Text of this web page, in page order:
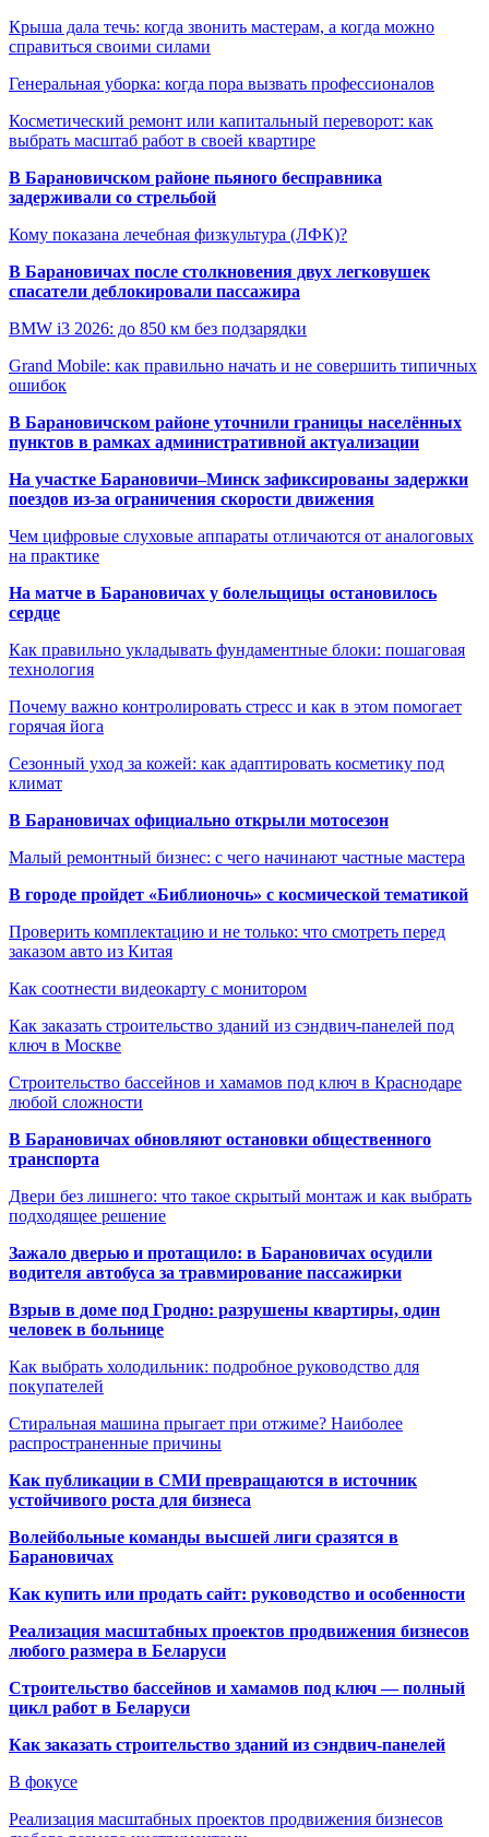
Крыша дала течь: когда звонить мастерам, а когда можно
справиться своими силами
Генеральная уборка: когда пора вызвать профессионалов
Косметический ремонт или капитальный переворот: как
выбрать масштаб работ в своей квартире
В Барановичском районе пьяного бесправника
задерживали со стрельбой
Кому показана лечебная физкультура (ЛФК)?
В Барановичах после столкновения двух легковушек
спасатели деблокировали пассажира
BMW i3 2026: до 850 км без подзарядки
Grand Mobile: как правильно начать и не совершить типичных
ошибок
В Барановичском районе уточнили границы населённых
пунктов в рамках административной актуализации
На участке Барановичи–Минск зафиксированы задержки
поездов из-за ограничения скорости движения
Чем цифровые слуховые аппараты отличаются от аналоговых
на практике
На матче в Барановичах у болельщицы остановилось
сердце
Как правильно укладывать фундаментные блоки: пошаговая
технология
Почему важно контролировать стресс и как в этом помогает
горячая йога
Сезонный уход за кожей: как адаптировать косметику под
климат
В Барановичах официально открыли мотосезон
Малый ремонтный бизнес: с чего начинают частные мастера
В городе пройдет «Библионочь» с космической тематикой
Проверить комплектацию и не только: что смотреть перед
заказом авто из Китая
Как соотнести видеокарту с монитором
Как заказать строительство зданий из сэндвич-панелей под
ключ в Москве
Строительство бассейнов и хамамов под ключ в Краснодаре
любой сложности
В Барановичах обновляют остановки общественного
транспорта
Двери без лишнего: что такое скрытый монтаж и как выбрать
подходящее решение
Зажало дверью и протащило: в Барановичах осудили
водителя автобуса за травмирование пассажирки
Взрыв в доме под Гродно: разрушены квартиры, один
человек в больнице
Как выбрать холодильник: подробное руководство для
покупателей
Стиральная машина прыгает при отжиме? Наиболее
распространенные причины
Как публикации в СМИ превращаются в источник
устойчивого роста для бизнеса
Волейбольные команды высшей лиги сразятся в
Барановичах
Как купить или продать сайт: руководство и особенности
Реализация масштабных проектов продвижения бизнесов
любого размера в Беларуси
Строительство бассейнов и хамамов под ключ — полный
цикл работ в Беларуси
Как заказать строительство зданий из сэндвич-панелей
В фокусе
Реализация масштабных проектов продвижения бизнесов